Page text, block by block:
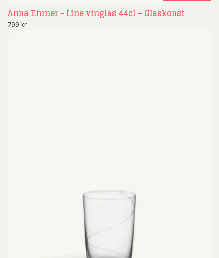
Anna Ehrner – Line vinglas 44cl – Glaskonst
799 kr